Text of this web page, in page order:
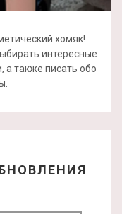
хомяк!
интересные
а также писать обо